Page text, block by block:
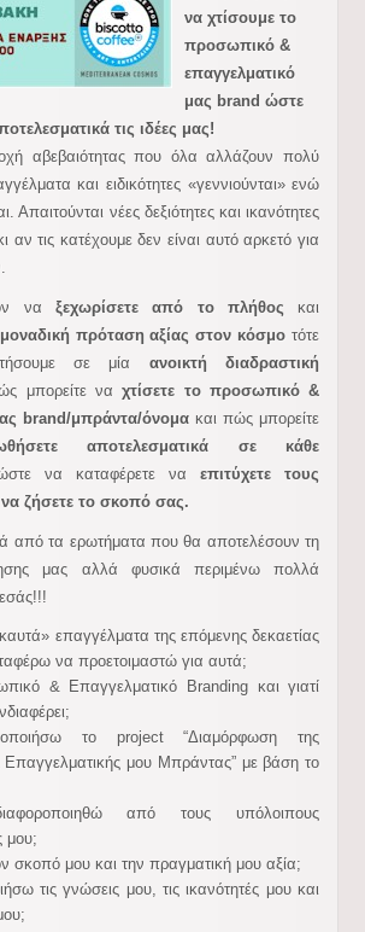
να χτίσουμε το
προσωπικό &
επαγγελματικό
μας brand ώστε
τις ιδέες μας!
αβεβαιότητας που όλα αλλάζουν πολύ
και ειδικότητες «γεννιούνται» ενώ
Απαιτούνται νέες δεξιότητες και ικανότητες
τις κατέχουμε δεν είναι αυτό αρκετό για
να ξεχωρίσετε από το πλήθος και
πρόταση αξίας στον κόσμο τότε
σε μία ανοικτή διαδραστική
μπορείτε ναχτίσετε το προσωπικό &
brand/μπράντα/όνομακαι πώς μπορείτε
αποτελεσματικά σε κάθε
να καταφέρετε ναεπιτύχετε τους
ζήσετε το σκοπό σας.
από τα ερωτήματα που θα αποτελέσουν τη
μας αλλά φυσικά περιμένω πολλά
επαγγέλματα της επόμενης δεκαετίας
να προετοιμαστώ για αυτά;
& Επαγγελματικό Branding και γιατί
το project “Διαμόρφωση της
μου Μπράντας” με βάση το
από τους υπόλοιπους
μου;
σκοπό μου και την πραγματική μου αξία;
τις γνώσεις μου, τις ικανότητές μου και